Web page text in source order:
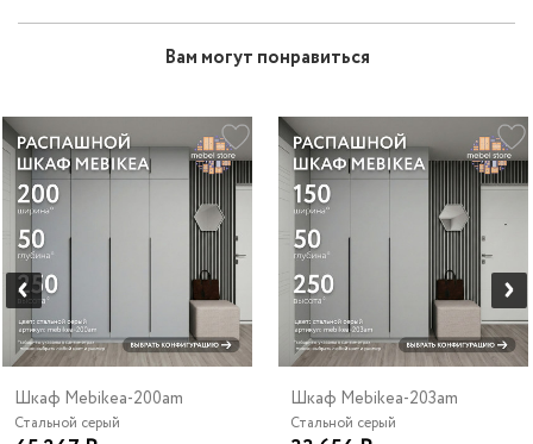
Вам могут понравиться
Шкаф Mebikea-200am
Стальной серый
Шкаф Mebikea-203am
Стальной серый